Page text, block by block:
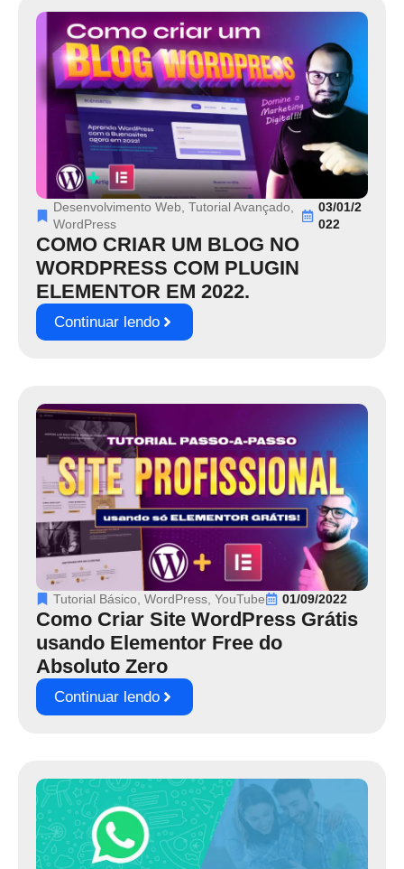
Desenvolvimento Web Tutorial Avançado
WordPress
03/01/2
022
COMO CRIAR UM BLOG NO
WORDPRESS COM PLUGIN
ELEMENTOR EM 2022.
Continuar lendo
Tutorial Básico WordPress YouTube 01/09/2022
Como Criar Site WordPress Grátis
usando Elementor Free do
Absoluto Zero
Continuar lendo